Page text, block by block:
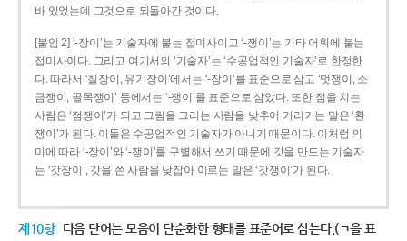
바 있었는데 그것으로 되돌아간 것이다.
[붙임 2] ‘-장이’는 기술자에 붙는 접미사이고 ‘-쟁이’는 기타 어휘에 붙는
접미사이다. 그리고 여기서의 ‘기술자’는 ‘수공업적인 기술자’로 한정한
다. 따라서 ‘칠장이, 유기장이’에서는 ‘-장이’를 표준으로 삼고 ‘멋쟁이, 소
금쟁이, 골목쟁이’ 등에서는 ‘-쟁이’를 표준으로 삼았다. 또한 점을 치는
사람은 ‘점쟁이’가 되고 그림을 그리는 사람을 낮추어 가리키는 말은 ‘환
쟁이’가 된다. 이들은 수공업적인 기술자가 아니기 때문이다. 이처럼 의
미에 따라 ‘-장이’와 ‘-쟁이’를 구별해서 쓰기 때문에 갓을 만드는 기술자
는 ‘갓장이’, 갓을 쓴 사람을 낮잡아 이르는 말은 ‘갓쟁이’가 된다.
제10항 다음 단어는 모음이 단순화한 형태를 표준어로 삼는다.(ㄱ을 표